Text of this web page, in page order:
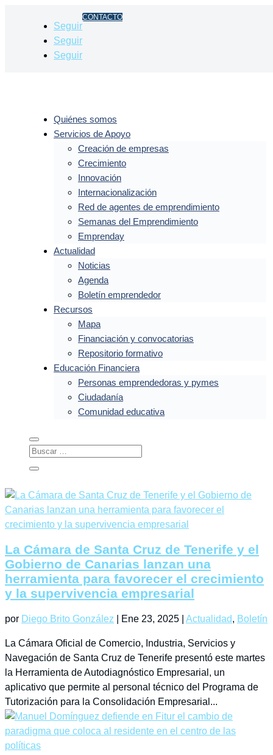
Seguir
Seguir
Seguir
CONTACTO
Quiénes somos
Servicios de Apoyo
Creación de empresas
Crecimiento
Innovación
Internacionalización
Red de agentes de emprendimiento
Semanas del Emprendimiento
Emprenday
Actualidad
Noticias
Agenda
Boletín emprendedor
Recursos
Mapa
Financiación y convocatorias
Repositorio formativo
Educación Financiera
Personas emprendedoras y pymes
Ciudadanía
Comunidad educativa
La Cámara de Santa Cruz de Tenerife y el
Gobierno de Canarias lanzan una
herramienta para favorecer el crecimiento
y la supervivencia empresarial
por Diego Brito González Ene 23, 2025 Actualidad, Boletín
La Cámara Oficial de Comercio, Industria, Servicios y
Navegación de Santa Cruz de Tenerife presentó este martes
la Herramienta de Autodiagnóstico Empresarial, un
aplicativo que permite al personal técnico del Programa de
Tutorización para la Consolidación Empresarial...